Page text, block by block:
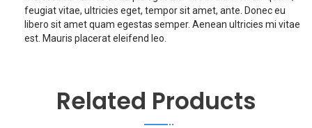
feugiat vitae, ultricies eget, tempor sit amet, ante. Donec eu
libero sit amet quam egestas semper. Aenean ultricies mi vitae
est. Mauris placerat eleifend leo.
Related Products